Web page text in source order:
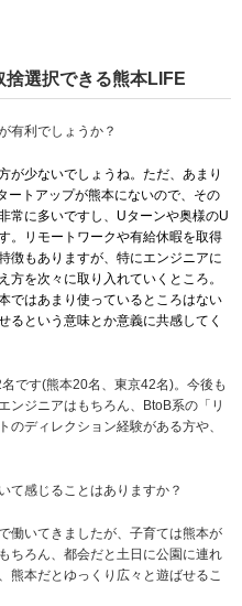
選択できる熊本LIFE
有利でしょうか？
が少ないでしょうね。ただ、あまり
ートアップが熊本にないので、その
常に多いですし、Uターンや奥様のU
。リモートワークや有給休暇を取得
徴もありますが、特にエンジニアに
方を次々に取り入れていくところ。
ではあまり使っているところはない
るという意味とか意義に共感してく
です(熊本20名、東京42名)。今後も
ンジニアはもちろん、BtoB系の「リ
のディレクション経験がある方や、
て感じることはありますか？
働いてきましたが、子育ては熊本が
ちろん、都会だと土日に公園に連れ
熊本だとゆっくり広々と遊ばせるこ